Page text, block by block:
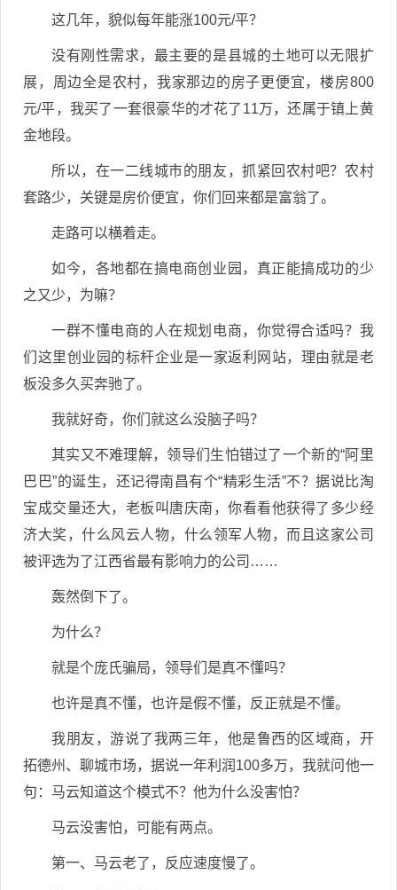
这几年，貌似每年能涨100元/平？
没有刚性需求，最主要的是县城的土地可以无限扩
展，周边全是农村，我家那边的房子更便宜，楼房800
元/平，我买了一套很豪华的才花了11万，还属于镇上黄
金地段。
所以，在一二线城市的朋友，抓紧回农村吧？农村
套路少，关键是房价便宜，你们回来都是富翁了。
走路可以横着走。
如今，各地都在搞电商创业园，真正能搞成功的少
之又少，为嘛？
一群不懂电商的人在规划电商，你觉得合适吗？我
们这里创业园的标杆企业是一家返利网站，理由就是老
板没多久买奔驰了。
我就好奇，你们就这么没脑子吗？
其实又不难理解，领导们生怕错过了一个新的“阿里
巴巴”的诞生，还记得南昌有个“精彩生活”不？据说比淘
宝成交量还大，老板叫唐庆南，你看看他获得了多少经
济大奖，什么风云人物，什么领军人物，而且这家公司
被评选为了江西省最有影响力的公司……
轰然倒下了。
为什么？
就是个庞氏骗局，领导们是真不懂吗？
也许是真不懂，也许是假不懂，反正就是不懂。
我朋友，游说了我两三年，他是鲁西的区域商，开
拓德州、聊城市场，据说一年利润100多万，我就问他一
句：马云知道这个模式不？他为什么没害怕？
马云没害怕，可能有两点。
第一、马云老了，反应速度慢了。